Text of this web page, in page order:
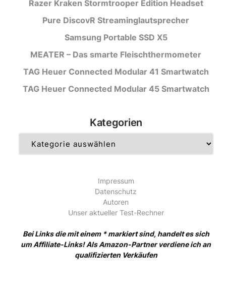
Razer Kraken Stormtrooper Edition Headset
Pure DiscovR Streaminglautsprecher
Samsung Portable SSD X5
MEATER – Das smarte Fleischthermometer
TAG Heuer Connected Modular 41 Smartwatch
TAG Heuer Connected Modular 45 Smartwatch
Kategorien
Impressum
Datenschutz
Autoren
Unser aktueller Test-Rechner
Bei Links die mit einem * markiert sind, handelt es sich
um Affiliate-Links! Als Amazon-Partner verdiene ich an
qualifizierten Verkäufen